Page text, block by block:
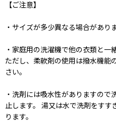
【ご注意】
・サイズが多少異なる場合がありま
・家庭用の洗濯機で他の衣類と一
ただし、柔軟剤の使用は撥水機能
さい。
・洗剤には吸水性がありますので
止します。 湯又は水で洗剤をす
ります。